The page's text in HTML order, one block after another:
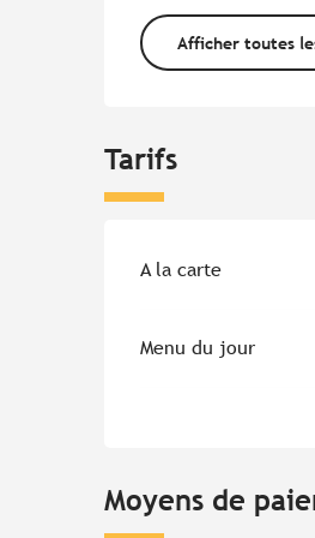
Afficher toutes
Tarifs
Tarifs 2026
A la carte
Menu du jour
Moyens de